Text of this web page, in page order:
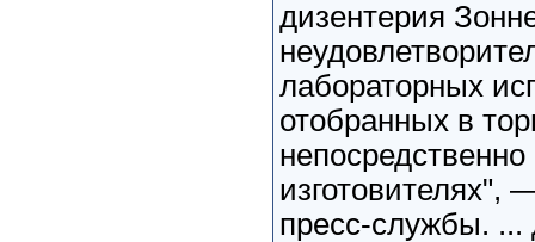
дизентерия
лабораторных
отобранных в
изготовителях",
пресс-службы. ...